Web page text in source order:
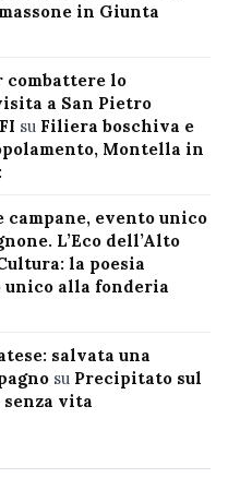
in Giunta
combattere lo
a San Pietro
su Filiera boschiva e
Montella in
evento unico
L’Eco dell’Alto
la poesia
unico alla fonderia
salvata una
su Precipitato sul
vita